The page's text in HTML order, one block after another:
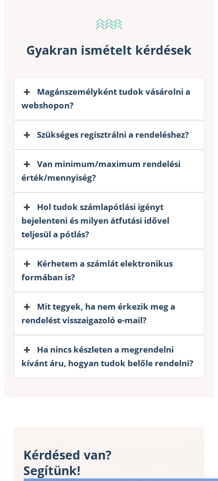
Gyakran ismételt kérdések
Magánszemélyként tudok vásárolni a
webshopon?
Szükséges regisztrálni a rendeléshez?
Van minimum/maximum rendelési
érték/mennyiség?
Hol tudok számlapótlási igényt
bejelenteni és milyen átfutási idővel
teljesül a pótlás?
Kérhetem a számlát elektronikus
formában is?
Mit tegyek, ha nem érkezik meg a
rendelést visszaigazoló e-mail?
Ha nincs készleten a megrendelni
kívánt áru, hogyan tudok belőle rendelni?
Kérdésed van?
Segítünk!